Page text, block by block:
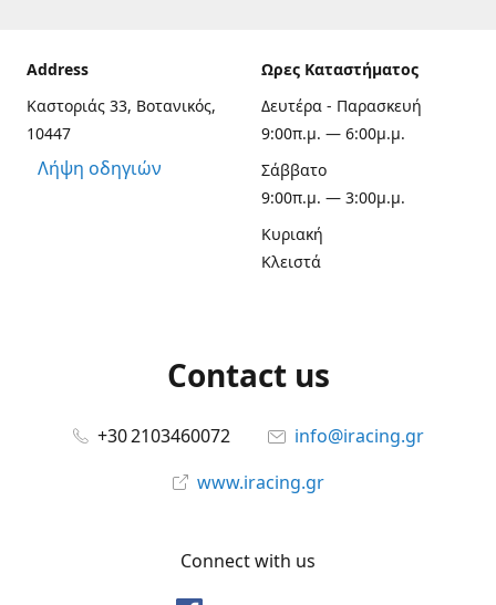
Address
Καστοριάς 33, Βοτανικός,
10447
Λήψη οδηγιών
Ωρες Καταστήματος
Δευτέρα - Παρασκευή
9:00π.μ. — 6:00μ.μ.
Σάββατο
9:00π.μ. — 3:00μ.μ.
Κυριακή
Κλειστά
Contact us
+30 2103460072
info@iracing.gr
www.iracing.gr
Connect with us